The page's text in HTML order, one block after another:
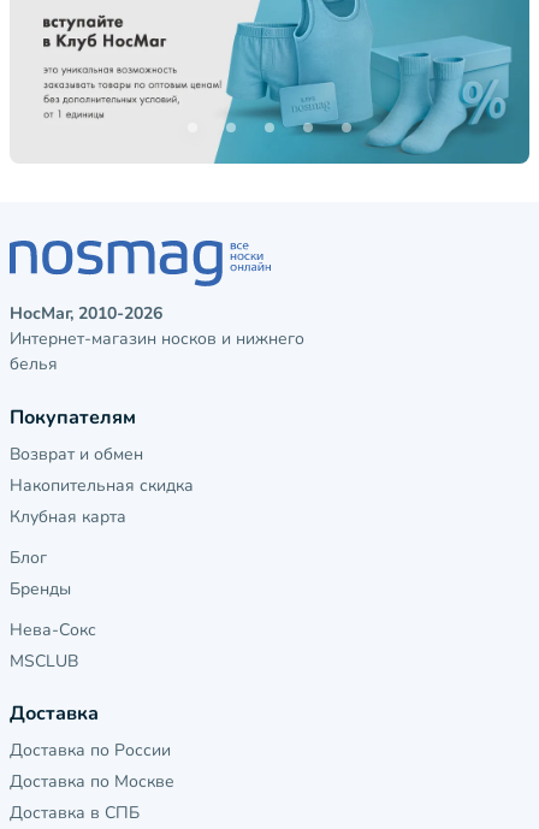
НосМаг, 2010-2026
Интернет-магазин носков и нижнего
белья
Покупателям
Возврат и обмен
Накопительная скидка
Клубная карта
Блог
Бренды
Нева-Сокс
MSCLUB
Доставка
Доставка по России
Доставка по Москве
Доставка в СПБ